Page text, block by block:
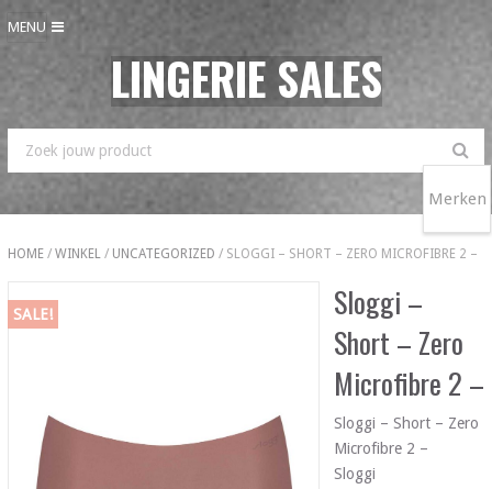
MENU
LINGERIE SALES
HOME/ WINKEL/ UNCATEGORIZED / SLOGGI – SHORT – ZERO MICROFIBRE 2 –
SALE!
Sloggi –
Short – Zero
Microfibre 2 –
Sloggi – Short – Zero
Microfibre 2 –
Sloggi
Merken